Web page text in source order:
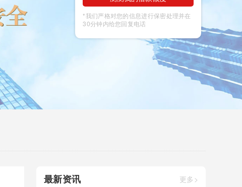
*我们严格对您的信息进行保密处理并在
30分钟内给您回复电话
最新资讯 更多>